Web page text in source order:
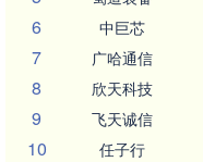
6 中巨芯
7 广哈通信
8 欣天科技
9 飞天诚信
10 任子行